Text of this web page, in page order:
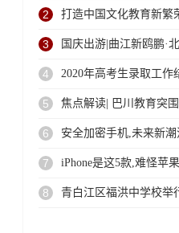
国
2 打造中国文化教育新繁
文化
3 国庆出游|曲江新鸥鹏·
海
4 2020年高考生录取工作
5 焦点解读| 巴川教育突
在
6 安全加密手机,未来新潮
7 iPhone是这5款,难怪苹
8 青白江区福洪中学校举